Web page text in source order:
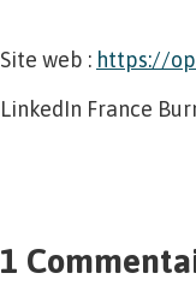
Site web : https://
LinkedIn France
1